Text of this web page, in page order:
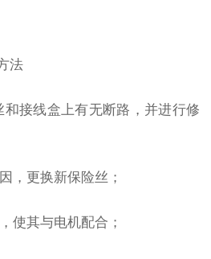
法
接线盒上有无断路，并进行修
，更换新保险丝；
使其与电机配合；